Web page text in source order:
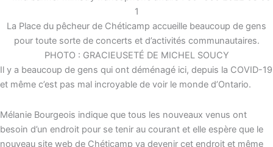
La Place du pêcheur de Chéticamp accueille beaucoup de gens
pour toute sorte de concerts et d’activités communautaires.
PHOTO : GRACIEUSETÉ DE MICHEL SOUCY
Il y a beaucoup de gens qui ont déménagé ici, depuis la COVID-19
et même c’est pas mal incroyable de voir le monde d’Ontario.
Mélanie Bourgeois indique que tous les nouveaux venus ont
besoin d’un endroit pour se tenir au courant et elle espère que le
nouveau site web de Chéticamp va devenir cet endroit et même